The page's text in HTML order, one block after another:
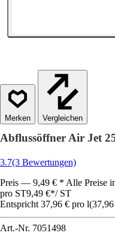
Vergleichen
Abflussöffner Air Jet
3.7(3 Bewertungen)
Preis — 9,49 € * Alle Preise
pro ST9,49 €*/ ST
Entspricht 37,96 € pro l(
Art.-Nr. 7051498